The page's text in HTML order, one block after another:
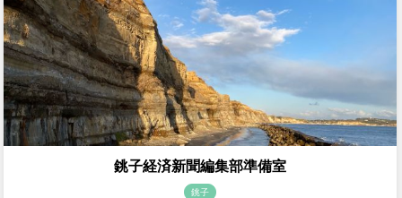
銚子経済新聞編集部準備室
銚子